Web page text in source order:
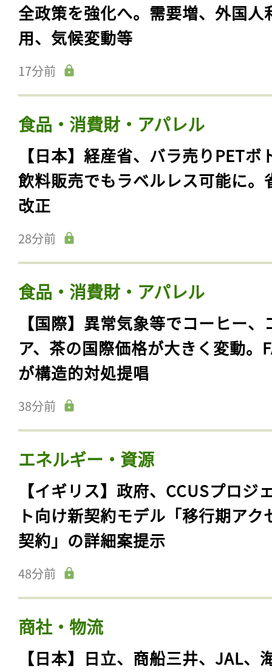
全政策を強化へ。需要増、外国人
用、気候変動等
17分前
食品・消費財・アパレル
【日本】経産省、バラ売りPETボ
飲料販売でもラベルレス可能に。
改正
28分前
食品・消費財・アパレル
【国際】異常気象等でコーヒー、
ア、茶の国際価格が大きく変動。
が構造的対処提唱
38分前
エネルギー・資源
【イギリス】政府、CCUSプロジ
ト向け新契約モデル「移行期アク
契約」の詳細案提示
48分前
商社・物流
【日本】日立、商船三井、JAL、